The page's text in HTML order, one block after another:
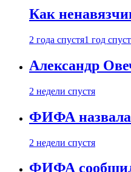
Как
2 года спустя1 год
Александр
2 недели спустя
ФИФА назвала
2 недели спустя
ФИФА